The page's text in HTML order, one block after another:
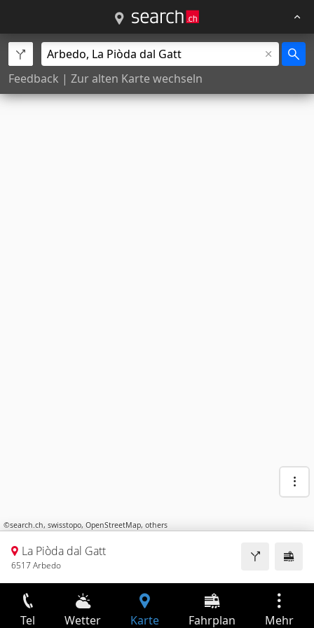
Feedback | Zur alten Karte wechseln
©search.ch, swisstopo, OpenStreetMap, others
La Piòda dal Gatt
6517 Arbedo
Tel Wetter Karte Fahrplan Mehr